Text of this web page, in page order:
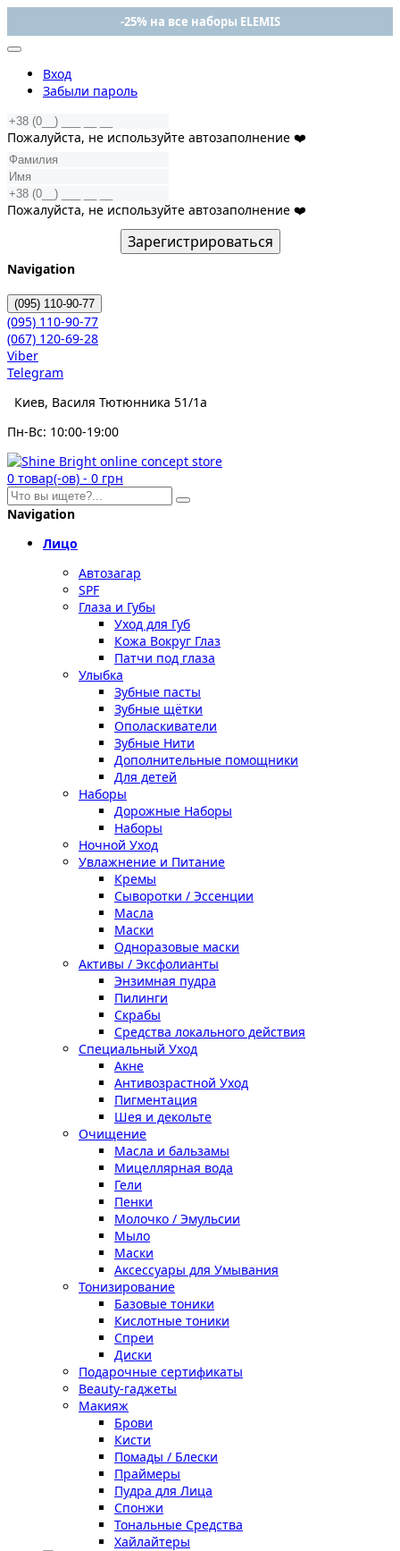
-25% на все наборы ELEMIS
Вход
Забыли пароль
Пожалуйста, не используйте автозаполнение ❤️
Пожалуйста, не используйте автозаполнение ❤️
Зарегистрироваться
Navigation
(095) 110-90-77
(095) 110-90-77
(067) 120-69-28
Viber
Telegram
Киев, Василя Тютюнника 51/1а
Пн-Вс: 10:00-19:00
0 товар(-ов) - 0 грн
Navigation
Лицо
Автозагар
SPF
Глаза и Губы
Уход для Губ
Кожа Вокруг Глаз
Патчи под глаза
Улыбка
Зубные пасты
Зубные щётки
Ополаскиватели
Зубные Нити
Дополнительные помощники
Для детей
Наборы
Дорожные Наборы
Наборы
Ночной Уход
Увлажнение и Питание
Кремы
Сыворотки / Эссенции
Масла
Маски
Одноразовые маски
Активы / Эксфолианты
Энзимная пудра
Пилинги
Скрабы
Средства локального действия
Специальный Уход
Акне
Антивозрастной Уход
Пигментация
Шея и декольте
Очищение
Масла и бальзамы
Мицеллярная вода
Гели
Пенки
Молочко / Эмульсии
Мыло
Маски
Аксессуары для Умывания
Тонизирование
Базовые тоники
Кислотные тоники
Спреи
Диски
Подарочные сертификаты
Beauty-гаджеты
Макияж
Брови
Кисти
Помады / Блески
Праймеры
Пудра для Лица
Спонжи
Тональные Средства
Хайлайтеры